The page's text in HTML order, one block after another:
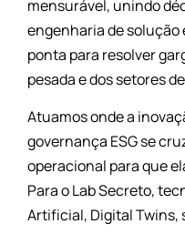
Para o Lab Secreto,
Artificial, Digital Twins,
complexidade,
imersivas são meio
desde o dia zero.
Acessar o site Lab